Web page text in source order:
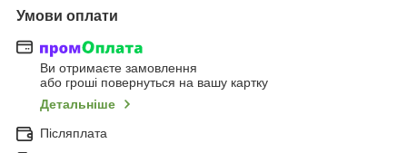
Умови оплати
Ви отримаєте замовлення
або гроші повернуться на вашу картку
Детальніше
Післяплата